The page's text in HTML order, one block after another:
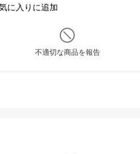
に入りに追加
不適切な商品を報告